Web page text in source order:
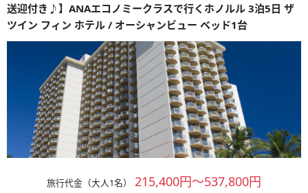
送迎付き♪】ANAエコノミークラスで行くホノルル 3泊5日 ザ
ツイン フィン ホテル / オーシャンビュー ベッド1台
旅行代金（大人1名） 215,400円～537,800円